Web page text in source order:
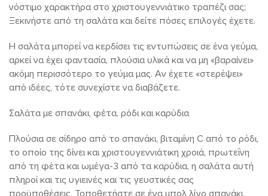
νόστιμο χαρακτήρα στο χριστουγεννιάτικο τραπέζι σας;
Ξεκινήστε από τη σαλάτα και δείτε πόσες επιλογές έχετε.
Η σαλάτα μπορεί να κερδίσει τις εντυπώσεις σε ένα γεύμα,
αρκεί να έχει φαντασία, πλούσια υλικά και να μη «βαραίνει»
ακόμη περισσότερο το γεύμα μας. Αν έχετε «στερέψει»
από ιδέες, τότε συνεχίστε να διαβάζετε.
Σαλάτα με σπανάκι, φέτα, ρόδι και καρύδια
Πλούσια σε σίδηρο από το σπανάκι, βιταμίνη C από το ρόδι,
το οποίο της δίνει και χριστουγεννιάτικη χροιά, πρωτεΐνη
από τη φέτα και ωμέγα-3 από τα καρύδια, η σαλάτα αυτή
πληροί και τις υγιεινές και τις γευστικές σας
προϋποθέσεις. Τοποθετήστε σε ένα μπολ λίγο σπανάκι,